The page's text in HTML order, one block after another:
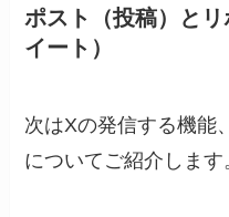
ポスト（投稿）と
イート）
次はXの発信する機能
についてご紹介します